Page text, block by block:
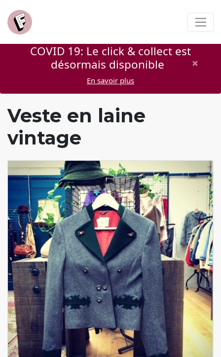
COVID 19: Le click & collect est
désormais disponible
×
En savoir plus
Veste en laine
vintage